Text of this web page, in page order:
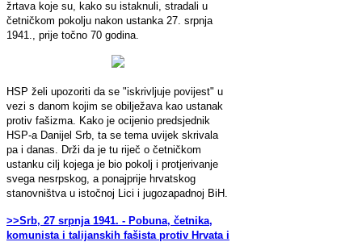
žrtava koje su, kako su istaknuli, stradali u
četničkom pokolju nakon ustanka 27. srpnja
1941., prije točno 70 godina.
HSP želi upozoriti da se "iskrivljuje povijest" u
vezi s danom kojim se obilježava kao ustanak
protiv fašizma. Kako je ocijenio predsjednik
HSP-a Danijel Srb, ta se tema uvijek skrivala
pa i danas. Drži da je tu riječ o četničkom
ustanku cilj kojega je bio pokolj i protjerivanje
svega nesrpskog, a ponajprije hrvatskog
stanovništva u istočnoj Lici i jugozapadnoj BiH.
>>Srb, 27 srpnja 1941. - Pobuna, četnika,
komunista i talijanskih fašista protiv Hrvata i